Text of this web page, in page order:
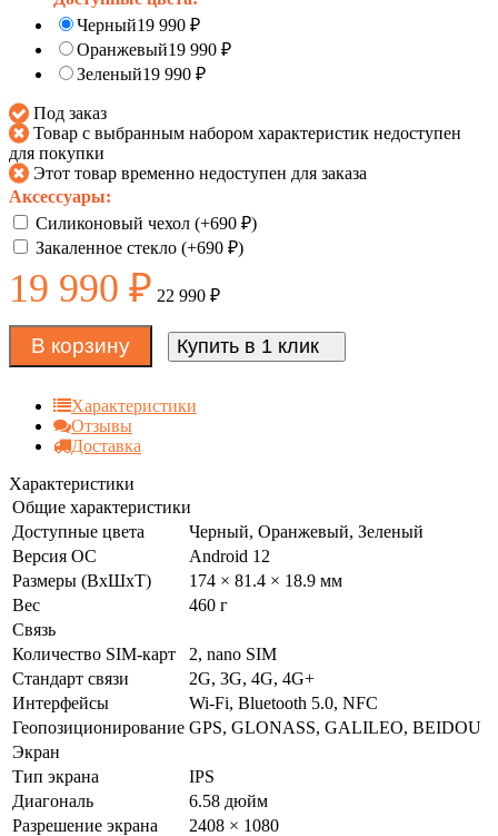
Черный19 990 ₽
Оранжевый19 990 ₽
Зеленый19 990 ₽
Под заказ
Товар с выбранным набором характеристик недоступен
для покупки
Этот товар временно недоступен для заказа
Аксессуары:
Силиконовый чехол (+690 ₽)
Закаленное стекло (+690 ₽)
19 990 ₽ 22 990 ₽
В корзину Купить в 1 клик
Характеристики
Отзывы
Доставка
Характеристики
Общие характеристики
Доступные цвета
Черный, Оранжевый, Зеленый
Версия ОС
Android 12
Размеры (ВxШxТ)
174 × 81.4 × 18.9 мм
Вес
460 г
Связь
Количество SIM-карт
2, nano SIM
Стандарт связи
2G, 3G, 4G, 4G+
Интерфейсы
Wi-Fi, Bluetooth 5.0, NFC
Геопозиционирование GPS, GLONASS, GALILEO, BEIDOU
Экран
Тип экрана
IPS
Диагональ
6.58 дюйм
Разрешение экрана
2408 × 1080